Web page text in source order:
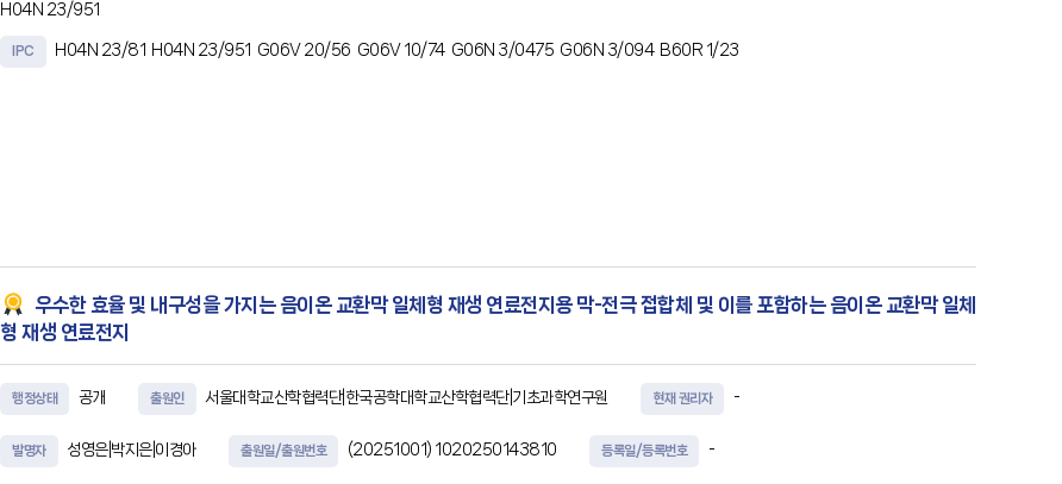
H04N 23/951
IPC H04N 23/81 H04N 23/951 G06V 20/56 G06V 10/74 G06N 3/0475 G06N 3/094 B60R 1/23
우수한 효율 및 내구성을 가지는 음이온 교환막 일체형 재생 연료전지용 막-전극 접합체 및 이를 포함하는 음이온 교환막 일체
형 재생 연료전지
행정상태 공개 출원인 서울대학교산학협력단|한국공학대학교산학협력단|기초과학연구원 현재 권리자 -
발명자 성영은|박지은|이경아 출원일/출원번호 (20251001) 1020250143810 등록일/등록번호 -